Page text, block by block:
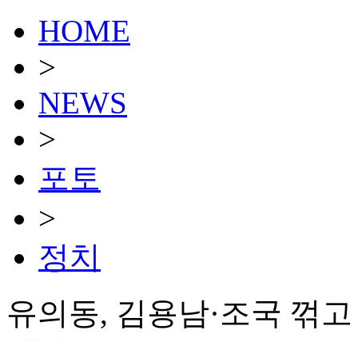
HOME
>
NEWS
>
포토
>
정치
유의동, 김용남·조국 꺾